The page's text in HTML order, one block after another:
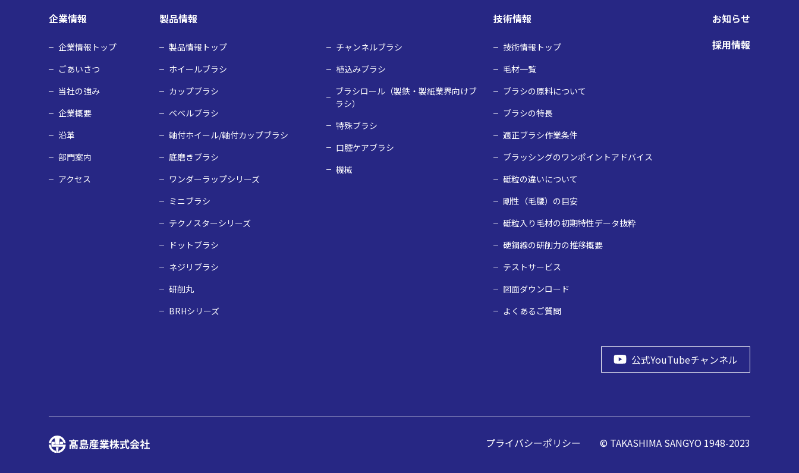
企業情報
企業情報トップ
ごあいさつ
当社の強み
企業概要
沿革
部門案内
アクセス
製品情報
製品情報トップ
ホイールブラシ
カップブラシ
ベベルブラシ
軸付ホイール/軸付カップブラシ
底磨きブラシ
ワンダーラップシリーズ
ミニブラシ
テクノスターシリーズ
ドットブラシ
ネジリブラシ
研削丸
BRHシリーズ
チャンネルブラシ
植込みブラシ
ブラシロール（製鉄・製紙業界向けブ
ラシ）
特殊ブラシ
口腔ケアブラシ
機械
技術情報
技術情報トップ
毛材⼀覧
ブラシの原料について
ブラシの特長
適正ブラシ作業条件
ブラッシングのワンポイントアドバイス
砥粒の違いについて
剛性（毛腰）の目安
砥粒入り毛材の初期特性データ抜粋
硬鋼線の研削力の推移概要
テストサービス
図面ダウンロード
よくあるご質問
お知らせ
採用情報
公式YouTubeチャンネル
プライバシーポリシー © TAKASHIMA SANGYO 1948-2023